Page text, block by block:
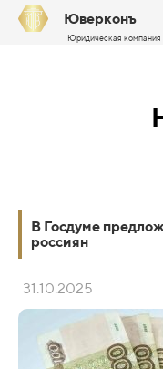
Юверконъ
Юридическая компания
В Госдуме
россиян
31.10.2025